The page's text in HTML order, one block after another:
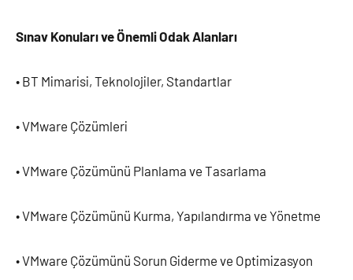
Sınav Konuları ve Önemli Odak Alanları
• BT Mimarisi, Teknolojiler, Standartlar
• VMware Çözümleri
• VMware Çözümünü Planlama ve Tasarlama
• VMware Çözümünü Kurma, Yapılandırma ve Yönetme
• VMware Çözümünü Sorun Giderme ve Optimizasyon